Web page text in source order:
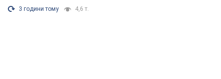
3 години тому 4,6 т.